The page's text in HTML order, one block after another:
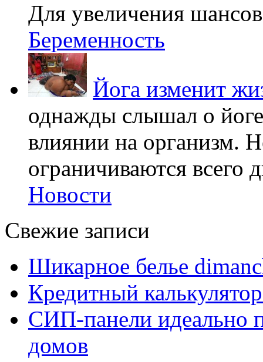
Для увеличения
Беременность
Йога изменит
однажды слышал о
влиянии на организм.
ограничиваются всего
Новости
Свежие записи
Шикарное белье
Кредитный
СИП-панели идеально
домов